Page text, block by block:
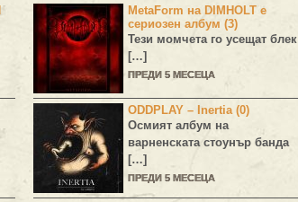
MetaForm на DIMHOLT е
сериозен албум (3)
Тези момчета го усещат блек
[…]
ПРЕДИ 5 МЕСЕЦА
ODDPLAY – Inertia (0)
Осмият албум на
варненската стоунър банда
[…]
ПРЕДИ 5 МЕСЕЦА